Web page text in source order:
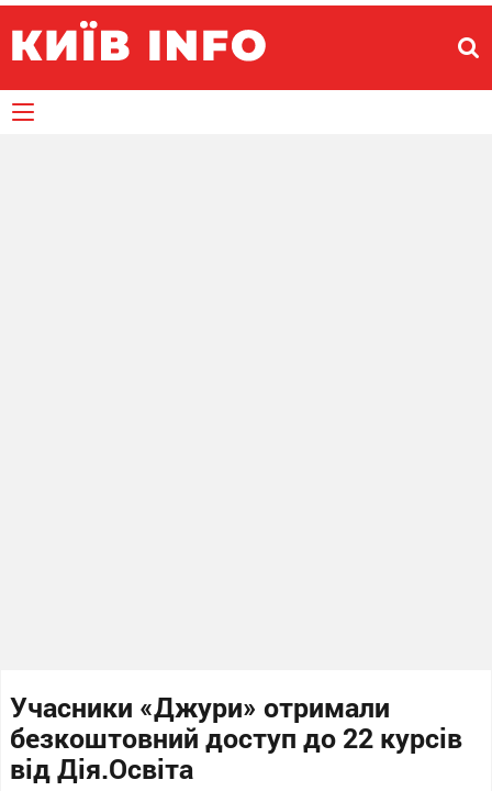
Учасники «Джури» отримали
безкоштовний доступ до 22 курсів
від Дія.Освіта